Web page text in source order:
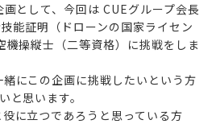
として、今回は CUEグループ会長
能証明（ドローンの国家ライセン
機操縦士（二等資格）に挑戦をしま
にこの企画に挑戦したいという方
と思います。
に立つであろうと思っている方